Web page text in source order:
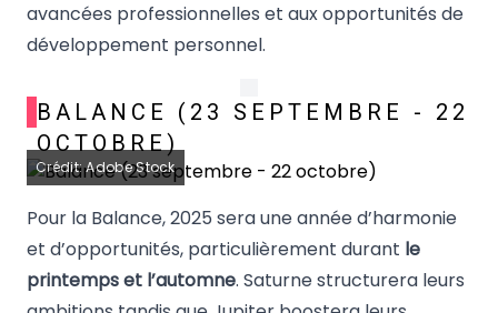
avancées professionnelles et aux opportunités de
développement personnel.
BALANCE (23 SEPTEMBRE - 22
OCTOBRE)
Crédit: Adobe Stock
Pour la Balance, 2025 sera une année d’harmonie
et d’opportunités, particulièrement durant le
printemps et l’automne. Saturne structurera leurs